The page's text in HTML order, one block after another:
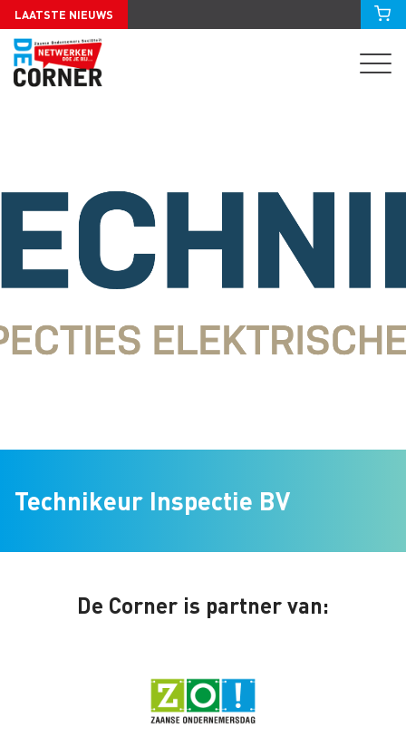
LAATSTE NIEUWS
Technikeur Inspectie BV
De Corner is partner van: